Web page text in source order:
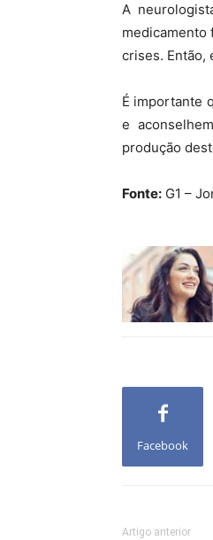
A
medicamento
crises. Então,
É importante
e
produção
Fonte: G1 –
Facebook
Artigo anterior